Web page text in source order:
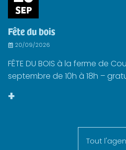
SEP
Fête du bois
20/09/2026
FÊTE DU BOIS à la ferme de
septembre de 10h à 18h –
+
Tout